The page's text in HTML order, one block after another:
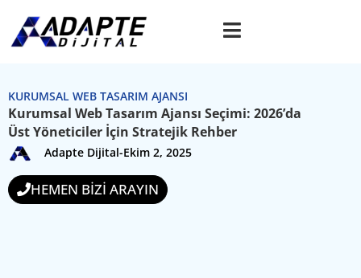
KURUMSAL WEB TASARIM AJANSI
Kurumsal Web Tasarım Ajansı Seçimi: 2026’da
Üst Yöneticiler İçin Stratejik Rehber
Adapte Dijital-Ekim 2, 2025
HEMEN BİZİ ARAYIN